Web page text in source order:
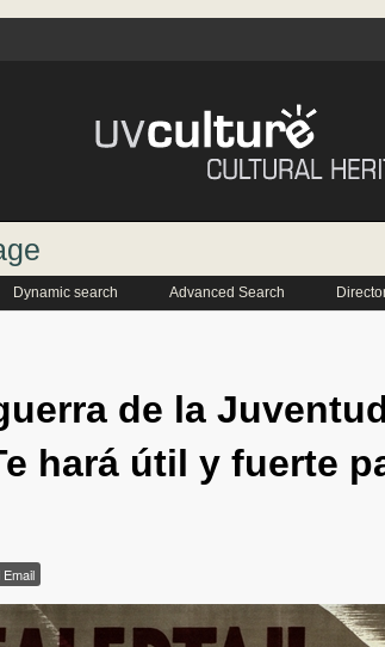
Dynamic search Advanced Search
de la
hará útil y fuerte
Email